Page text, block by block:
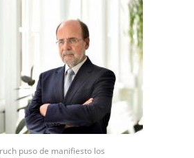
puso de manifiesto los